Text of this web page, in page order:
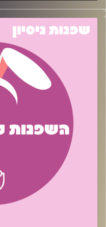
שברת לי את הלב, אז
אבל כן עשינו פרק
בפרק זה, הזמנו שני ניצולי
הטובים ביותר שלהם כיצד
יודע אולי תלמדו דבר או
לא, ובכן….. תמיד יש
אורחים: יובל גל וצח שמעון
קרדיט תמונות:שחר קידר
קרדיט תמונות: